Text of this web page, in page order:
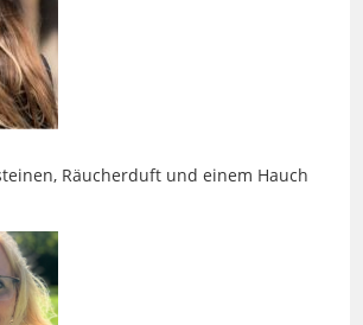
Räucherduft und einem Hauch